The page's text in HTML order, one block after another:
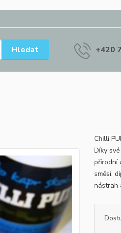
Hledat +420
Chilli
Díky
přírodní
směsí,
nástrah